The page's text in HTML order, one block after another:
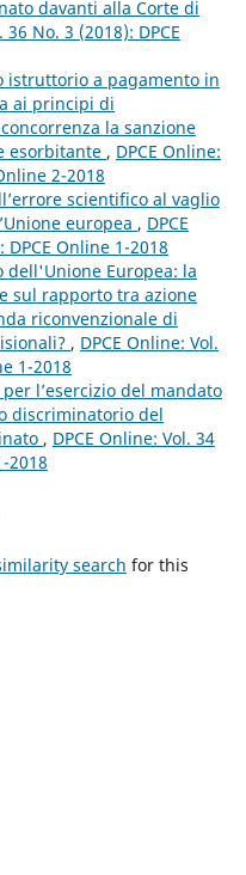
davanti alla Corte di
36 No. 3 (2018): DPCE
istruttorio a pagamento in
ai principi di
la sanzione
esorbitante , DPCE Online:
2-2018
scientifico al vaglio
europea , DPCE
Online 1-2018
dell'Unione Europea: la
sul rapporto tra azione
riconvenzionale di
, DPCE Online: Vol.
1-2018
l’esercizio del mandato
discriminatorio del
, DPCE Online: Vol. 34
2018
search for this